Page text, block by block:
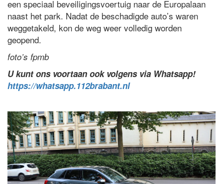
een speciaal beveiligingsvoertuig naar de Europalaan
naast het park. Nadat de beschadigde auto’s waren
weggetakeld, kon de weg weer volledig worden
geopend.
foto’s fpmb
U kunt ons voortaan ook volgens via Whatsapp!
https://whatsapp.112brabant.nl